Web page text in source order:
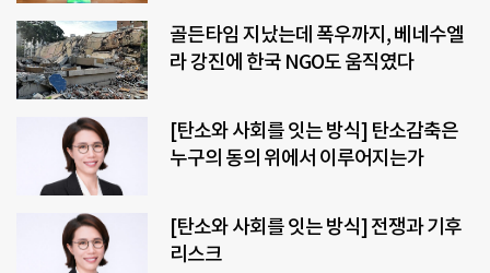
골든타임 지났는데 폭우까지, 베네수엘
라 강진에 한국 NGO도 움직였다
[탄소와 사회를 잇는 방식] 탄소감축은
누구의 동의 위에서 이루어지는가
[탄소와 사회를 잇는 방식] 전쟁과 기후
리스크